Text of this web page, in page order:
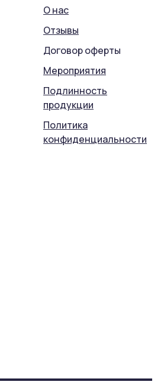
О нас
Отзывы
Договор оферты
Мероприятия
Подлинность
продукции
Политика
конфиденциальности